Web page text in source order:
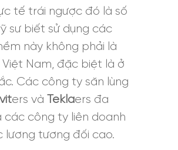
tế trái ngược đó là số
sư biết sử dụng các
này không phải là
Việt Nam, đặc biệt là ở
Các công ty săn lùng
ers và Teklaers đa
các công ty liên doanh
lương tương đối cao.